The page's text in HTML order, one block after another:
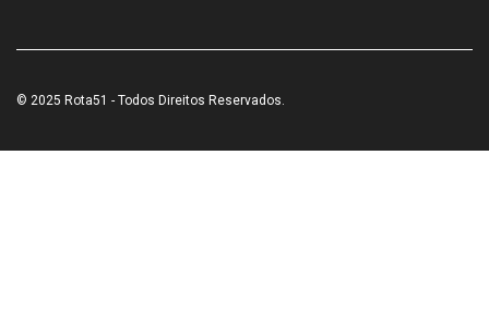
© 2025 Rota51 - Todos Direitos Reservados.